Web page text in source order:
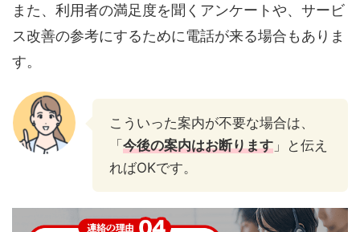
また、利用者の満足度を聞くアンケートや、サービ
ス改善の参考にするために電話が来る場合もありま
す。
こういった案内が不要な場合は、
「今後の案内はお断ります 」と伝え
ればOKです。